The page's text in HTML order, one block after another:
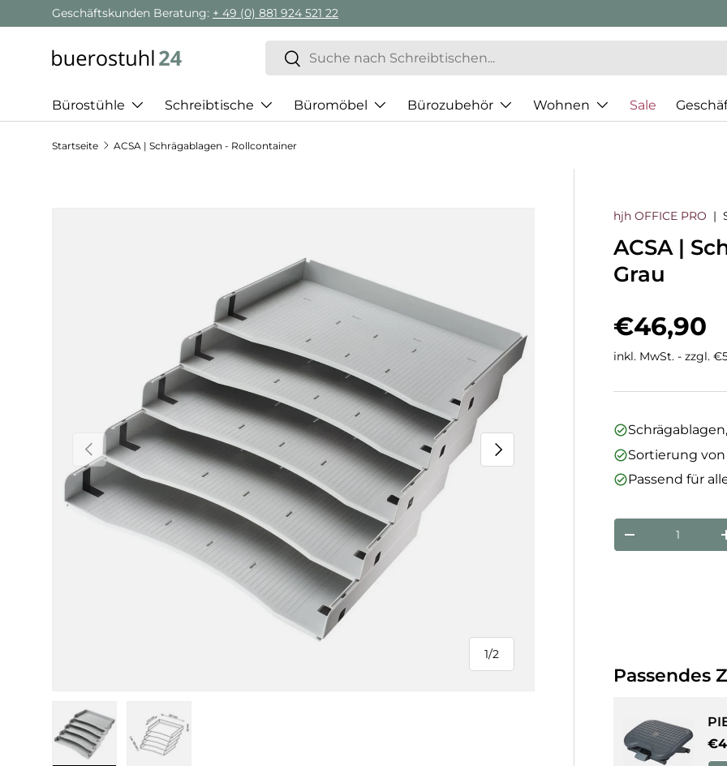
Direkt zum Inhalt
Geschäftskunden Beratung: + 49 (0) 881 924 521 22
Suchen
Suchen
Bürostühle Schreibtische Büromöbel Bürozubehör Wohnen Sale
Startseite ACSA | Schrägablagen - Rollcontainer
Vorherige
1/
von
2
Nächste
hjh OFFICE PRO |
ACSA |
Grau
€46,90
inkl. MwSt. - zzgl.
Sortierung
Passend für
Menge
Passendes